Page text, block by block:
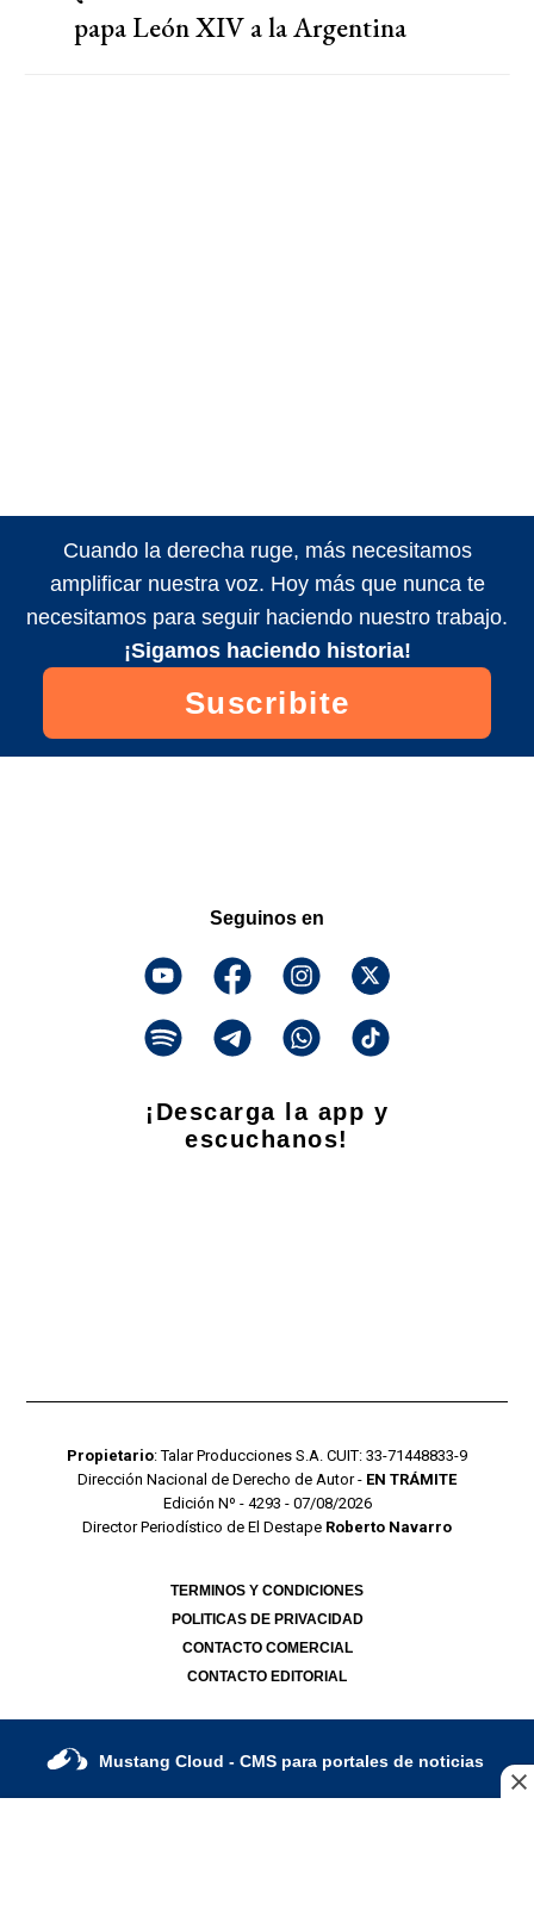
papa León XIV a la Argentina
Cuando la derecha ruge, más necesitamos
amplificar nuestra voz. Hoy más que nunca te
necesitamos para seguir haciendo nuestro trabajo.
¡Sigamos haciendo historia!
Suscribite
Seguinos en
¡Descarga la app y
escuchanos!
Propietario: Talar Producciones S.A. CUIT: 33-71448833-9
Dirección Nacional de Derecho de Autor - EN TRÁMITE
Edición Nº - 4293 - 07/08/2026
Director Periodístico de El Destape Roberto Navarro
TERMINOS Y CONDICIONES
POLITICAS DE PRIVACIDAD
CONTACTO COMERCIAL
CONTACTO EDITORIAL
Mustang Cloud - CMS para portales de noticias